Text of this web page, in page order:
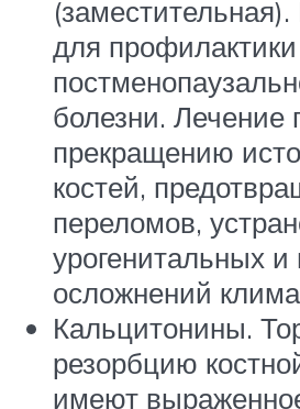
для
болезни. Лечение
прекращению
костей,
переломов,
урогенитальных и
осложнений
Кальцитонины.
резорбцию
имеют